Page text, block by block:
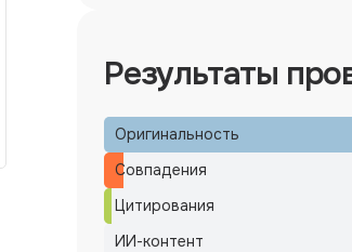
Результаты
Оригинальность
Совпадения
Цитирования
ИИ-контент